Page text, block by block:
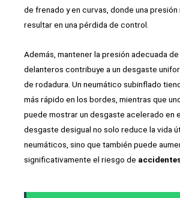
de frenado y en curvas, donde una
resultar en una pérdida de control.
Además, mantener la presión adecuada
delanteros contribuye a un desgaste
de rodadura. Un neumático subinflado
más rápido en los bordes, mientras que
puede mostrar un desgaste acelerado en
desgaste desigual no solo reduce la vida
neumáticos, sino que también puede
significativamente el riesgo de